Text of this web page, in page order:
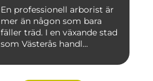
En professionell arborist är
mer än någon som bara
fäller träd. I en växande stad
som Västerås handl...